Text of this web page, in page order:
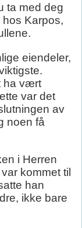
ta med deg
Karpos,
eiendeler,
ha vært
var det
av
noen få
i Herren
kommet til
han
ikke bare